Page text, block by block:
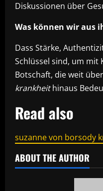
Diskussionen über
Was können wir aus
Dass Stärke,
Schlüssel sind, um mit
Botschaft, die weit über
krankheithinaus
Read also
suzanne von borsody
ABOUT THE AUTHOR